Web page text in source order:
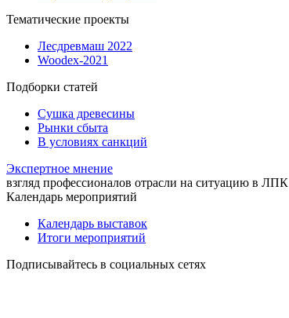
Тематические проекты
Лесдревмаш 2022
Woodex-2021
Подборки статей
Сушка древесины
Рынки сбыта
В условиях санкций
Экспертное мнение
взгляд профессионалов отрасли на ситуацию в ЛПК
Календарь мероприятий
Календарь выставок
Итоги мероприятий
Подписывайтесь в социальных сетях